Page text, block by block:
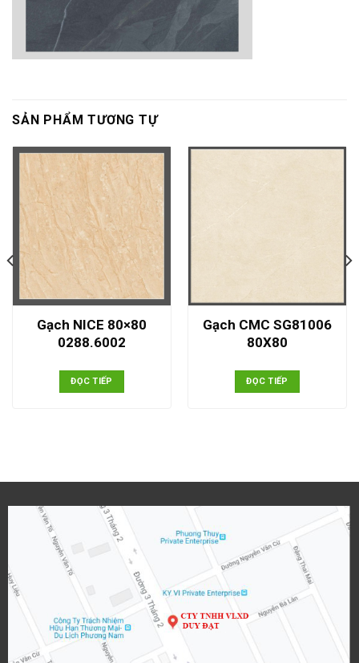
SẢN PHẨM TƯƠNG TỰ
Gạch NICE 80×80
0288.6002
ĐỌC TIẾP
Gạch CMC SG81006
80X80
ĐỌC TIẾP